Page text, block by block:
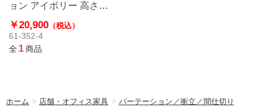
ョン アイボリー 高さ
182.5×幅90cm
￥20,900 （税込）
61-352-4
全1商品
ホーム > 店舗・オフィス家具 > パーテーション／衝立／間仕切り